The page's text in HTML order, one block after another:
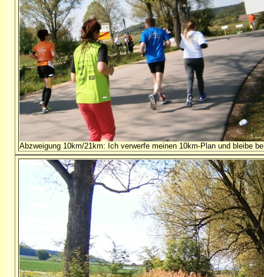
Abzweigung 10km/21km: Ich verwerfe meinen 10km-Plan und bleibe